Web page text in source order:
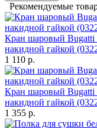
Рекомендуемые
Кран шаровый
накидной гайкой
1 110 р.
Кран шаровый
накидной гайкой
1 355 р.